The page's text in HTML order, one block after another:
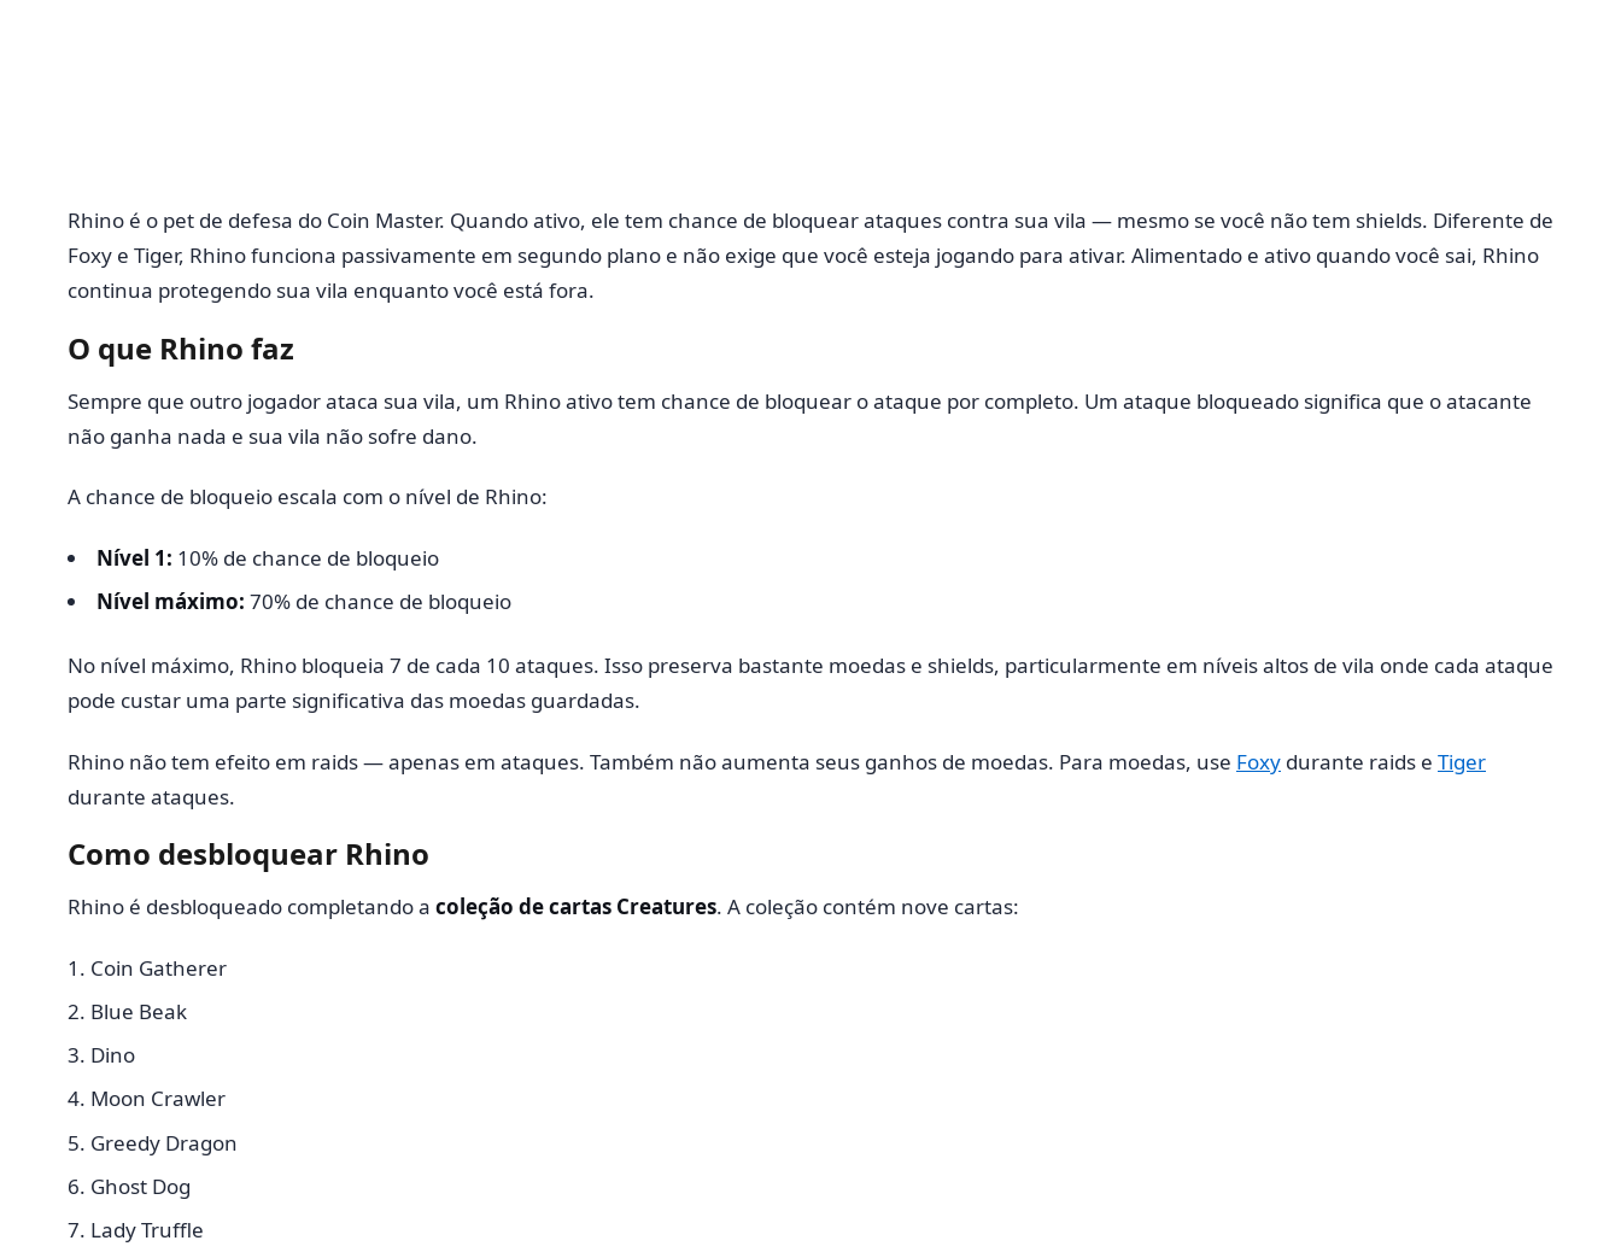
Rhino é o pet de defesa do Coin Master. Quando ativo, ele tem chance de bloquear ataques contra sua vila — mesmo se você não tem shields. Diferente de
Foxy e Tiger, Rhino funciona passivamente em segundo plano e não exige que você esteja jogando para ativar. Alimentado e ativo quando você sai, Rhino
continua protegendo sua vila enquanto você está fora.
O que Rhino faz
Sempre que outro jogador ataca sua vila, um Rhino ativo tem chance de bloquear o ataque por completo. Um ataque bloqueado significa que o atacante
não ganha nada e sua vila não sofre dano.
A chance de bloqueio escala com o nível de Rhino:
Nível 1: 10% de chance de bloqueio
Nível máximo: 70% de chance de bloqueio
No nível máximo, Rhino bloqueia 7 de cada 10 ataques. Isso preserva bastante moedas e shields, particularmente em níveis altos de vila onde cada ataque
pode custar uma parte significativa das moedas guardadas.
Rhino não tem efeito em raids — apenas em ataques. Também não aumenta seus ganhos de moedas. Para moedas, use Foxy durante raids e Tiger
durante ataques.
Como desbloquear Rhino
Rhino é desbloqueado completando a coleção de cartas Creatures. A coleção contém nove cartas:
Coin Gatherer
Blue Beak
Dino
Moon Crawler
Greedy Dragon
Ghost Dog
Lady Truffle